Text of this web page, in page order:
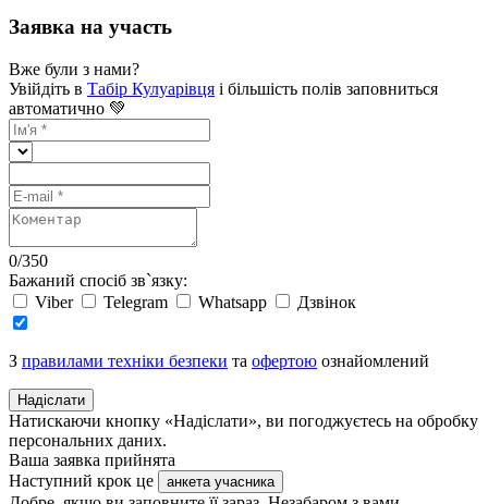
Заявка на участь
Вже були з нами?
Увійдіть в Табір Кулуарівця і більшість полів заповниться
автоматично 💚
0/350
Бажаний спосіб зв`язку:
Viber
Telegram Whatsapp Дзвінок
З правилами техніки безпеки та офертою ознайомлений
Надіслати
Натискаючи кнопку «Надіслати», ви погоджуєтесь на обробку
персональних даних.
Ваша заявка прийнята
Наступний крок це
анкета учасника